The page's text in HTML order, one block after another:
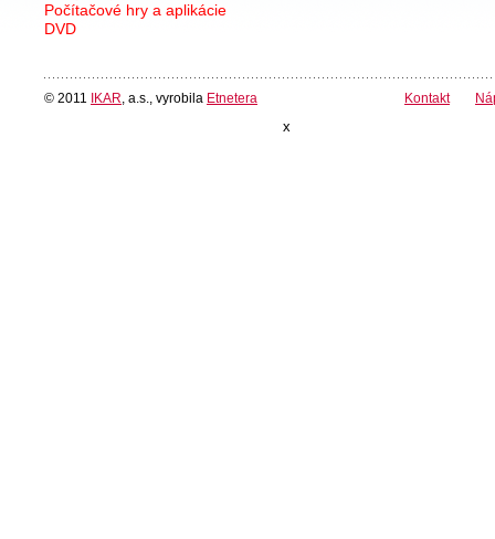
Počítačové hry a aplikácie
DVD
© 2011 IKAR , a.s., vyrobila Etnetera Kontakt
x